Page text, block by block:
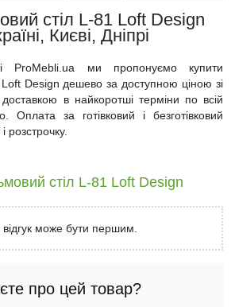
стіл L-81 Loft Design
Києві, Дніпрі
ProMebli.ua ми пропонуємо купити
Design дешево за доступною ціною зі
в найкоротші терміни по всій
Оплата за готівковий і безготівковий
розстрочку.
стіл L-81 Loft Design
може бути першим.
про цей товар?